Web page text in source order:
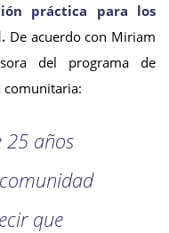
práctica para los
De acuerdo con Miriam
del programa de
comunitaria:
25 años
que